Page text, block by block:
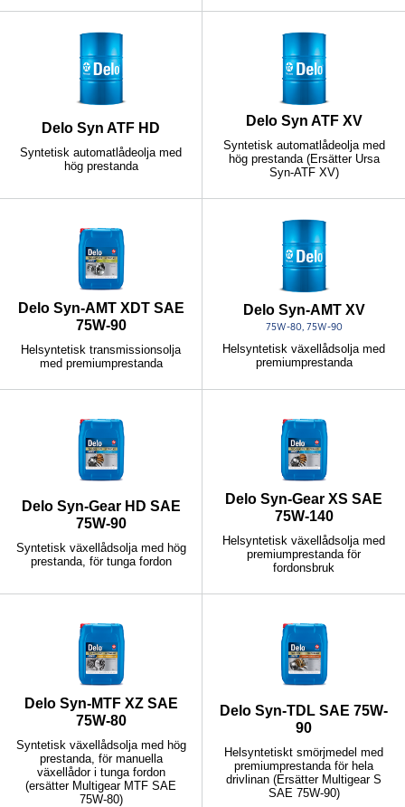
Delo Syn ATF HD
Syntetisk automatlådeolja med
hög prestanda
Delo Syn ATF XV
Syntetisk automatlådeolja med
hög prestanda (Ersätter Ursa
Syn-ATF XV)
Delo Syn-AMT XDT SAE
75W-90
Helsyntetisk transmissionsolja
med premiumprestanda
Delo Syn-AMT XV
75W-80, 75W-90
Helsyntetisk växellådsolja med
premiumprestanda
Delo Syn-Gear HD SAE
75W-90
Syntetisk växellådsolja med hög
prestanda, för tunga fordon
Delo Syn-Gear XS SAE
75W-140
Helsyntetisk växellådsolja med
premiumprestanda för
fordonsbruk
Delo Syn-MTF XZ SAE
75W-80
Syntetisk växellådsolja med hög
prestanda, för manuella
växellådor i tunga fordon
(ersätter Multigear MTF SAE
75W-80)
Delo Syn-TDL SAE 75W-
90
Helsyntetiskt smörjmedel med
premiumprestanda för hela
drivlinan (Ersätter Multigear S
SAE 75W-90)